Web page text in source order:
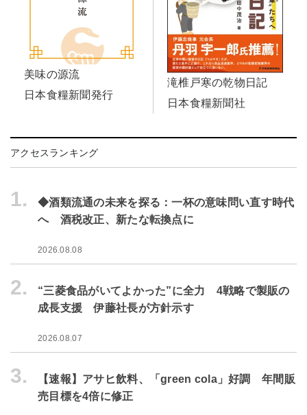
美味の源流
日本食糧新聞発行
滝椎戸寒の乾物日記
日本食糧新聞社
アクセスランキング
1.
◆酒類流通の未来を探る：一杯の意味問い直す時代
へ 酒税改正、新たな転換点に
2026.08.08
2.
“三菱食品がいてよかった”に全力 4戦略で製販の
成長支援 伊藤社長が方針示す
2026.08.07
3.
【速報】アサヒ飲料、「green cola」好調 年間販
売目標を4倍に修正